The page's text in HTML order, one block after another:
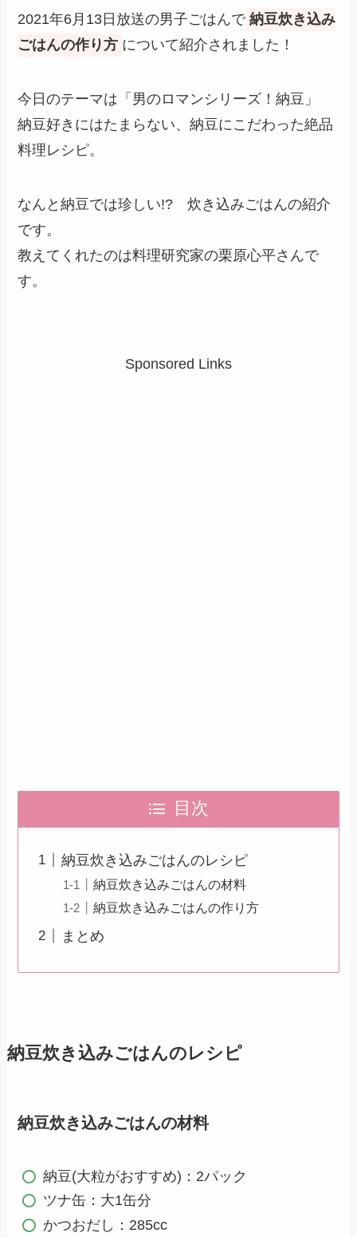
2021年6月13日放送の男子ごはんで 納豆炊き込み
ごはんの作り方 について紹介されました！
今日のテーマは「男のロマンシリーズ！納豆」
納豆好きにはたまらない、納豆にこだわった絶品
料理レシピ。
なんと納豆では珍しい!? 炊き込みごはんの紹介
です。
教えてくれたのは料理研究家の栗原心平さんで
す。
Sponsored Links
目次
納豆炊き込みごはんのレシピ
納豆炊き込みごはんの材料
納豆炊き込みごはんの作り方
まとめ
納豆炊き込みごはんのレシピ
納豆炊き込みごはんの材料
納豆(大粒がおすすめ)：2パック
ツナ缶：大1缶分
かつおだし：285cc